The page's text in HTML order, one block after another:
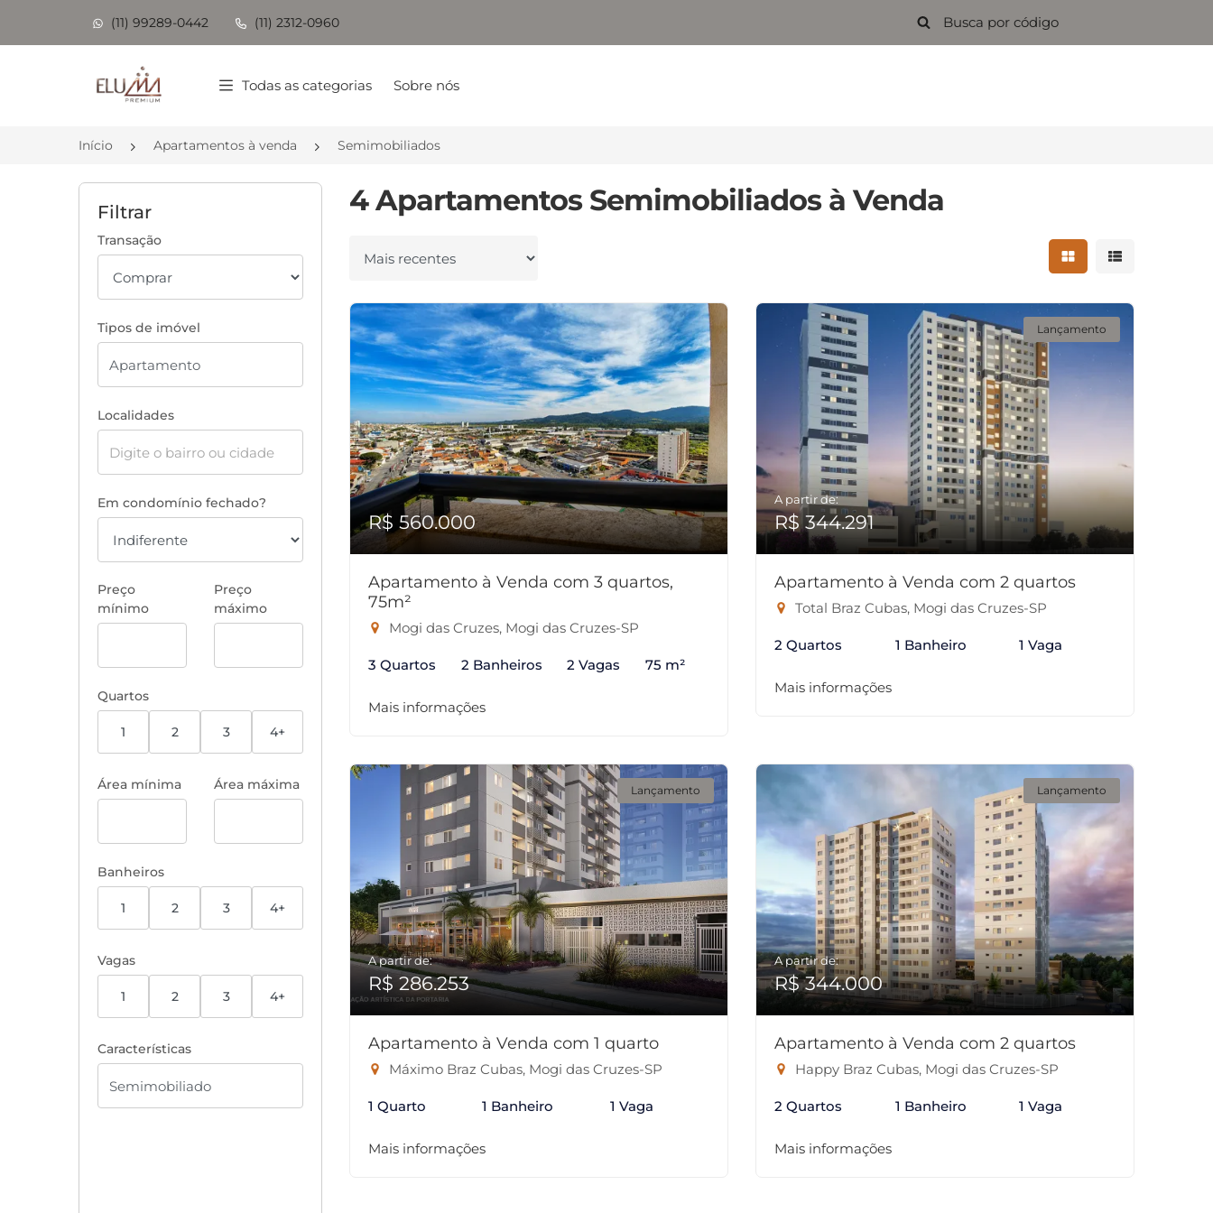
(11) 99289-0442 (11) 2312-0960
Página inicial
Todas as categorias Sobre nós
Início Apartamentos à venda Semimobiliados
Filtrar
Transação
Tipos de imóvel
Localidades
Em condomínio fechado?
Preço
mínimo
Preço
máximo
Quartos
1 2 3 4+
Área mínima Área máxima
Banheiros
1 2 3 4+
Vagas
1 2 3 4+
Características
4 Apartamentos Semimobiliados à Venda
Ordenar por Mostrar resultados
Mostrar
R$ 560.000
Apartamento à Venda com 3 quartos,
75m²
Mogi das Cruzes, Mogi das Cruzes-SP
3 Quartos 2 Banheiros 2 Vagas 75 m²
Mais informações
Lançamento
A partir de:
R$ 344.291
Apartamento à Venda com 2 quartos
Total Braz Cubas, Mogi das Cruzes-SP
2 Quartos 1 Banheiro 1 Vaga
Mais informações
Lançamento
A partir de:
R$ 286.253
Apartamento à Venda com 1 quarto
Máximo Braz Cubas, Mogi das Cruzes-SP
1 Quarto 1 Banheiro 1 Vaga
Mais informações
Lançamento
A partir de:
R$ 344.000
Apartamento à Venda com 2 quartos
Happy Braz Cubas, Mogi das Cruzes-SP
2 Quartos 1 Banheiro 1 Vaga
Mais informações